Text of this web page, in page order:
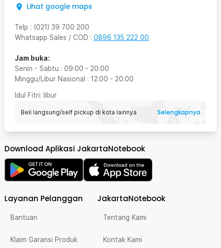
Lihat google maps
Telp : (021) 39 700 200
Whatsapp Sales / COD : 0896 135 222 00
Jam buka:
Senin - Sabtu : 09:00 - 20:00
Minggu/Libur Nasional : 12:00 - 20:00
Idul Fitri: libur
Beli langsung/self pickup di kota lainnya Selengkapnya
Download Aplikasi JakartaNotebook
Layanan Pelanggan
Bantuan
Klaim Garansi Produk
JakartaNotebook
Tentang Kami
Kontak Kami